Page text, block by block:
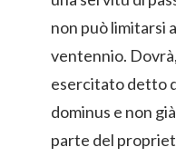
non può limitarsi
ventennio.
esercitato detto
dominus e non
parte del